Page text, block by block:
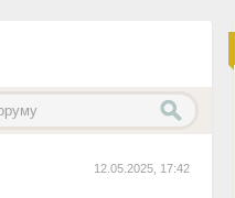
12.05.2025, 17:42